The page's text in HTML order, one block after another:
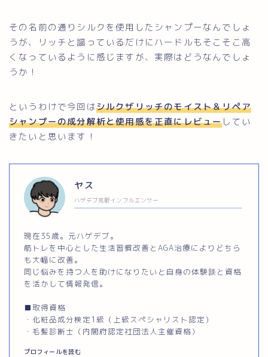
その名前の通りシルクを使用したシャンプーなんでしょ
うが、リッチと謳っているだけにハードルもそこそこ高
くなっているように感じますが、実際はどうなんでしょ
うか！
というわけで今回はシルクザリッチのモイスト＆リペア
シャンプーの成分解析と使用感を正直にレビューしてい
きたいと思います！
ヤス
ハゲデブ克服インフルエンサー
現在35歳。元ハゲデブ。
筋トレを中心とした生活習慣改善とAGA治療によりどちら
も大幅に改善。
同じ悩みを持つ人を助けになりたいと自身の体験談と資格
を活かして情報発信。
■取得資格
・化粧品成分検定1級（上級スペシャリスト認定）
・毛髪診断士（内閣府認定社団法人主催資格）
プロフィールを読む